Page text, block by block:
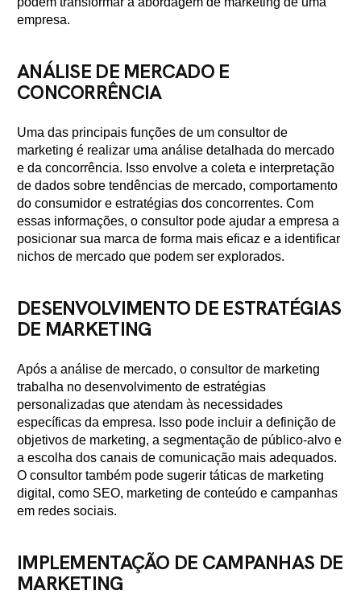
empresa.
ANÁLISE DE MERCADO E
CONCORRÊNCIA
Uma das principais funções de um consultor de
marketing é realizar uma análise detalhada do mercado
e da concorrência. Isso envolve a coleta e interpretação
de dados sobre tendências de mercado, comportamento
do consumidor e estratégias dos concorrentes. Com
essas informações, o consultor pode ajudar a empresa a
posicionar sua marca de forma mais eficaz e a identificar
nichos de mercado que podem ser explorados.
DESENVOLVIMENTO DE ESTRATÉGIAS
DE MARKETING
Após a análise de mercado, o consultor de marketing
trabalha no desenvolvimento de estratégias
personalizadas que atendam às necessidades
específicas da empresa. Isso pode incluir a definição de
objetivos de marketing, a segmentação de público-alvo e
a escolha dos canais de comunicação mais adequados.
O consultor também pode sugerir táticas de marketing
digital, como SEO, marketing de conteúdo e campanhas
em redes sociais.
IMPLEMENTAÇÃO DE CAMPANHAS DE
MARKETING